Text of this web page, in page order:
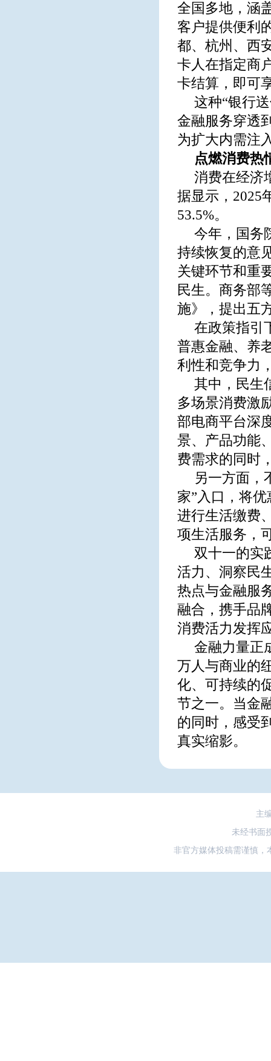
全国多地，涵
客户提供便利
都、杭州、西
卡人在指定商
卡结算，即可
这种“银行
金融服务穿透
为扩大内需注
点燃消费热
消费在经济
据显示，2025
53.5%。
今年，国务
持续恢复的意
关键环节和重
民生。商务部
施》，提出五
在政策指引
普惠金融、养
利性和竞争力
其中，民生
多场景消费激
部电商平台深
景、产品功能
费需求的同时
另一方面，
家”入口，将
进行生活缴费
项生活服务，
双十一的实
活力、洞察民
热点与金融服
融合，携手品
消费活力发挥
金融力量正
万人与商业的
化、可持续的
节之一。当金
的同时，感受
真实缩影。
主
未经书面
非官方媒体投稿需谨慎，